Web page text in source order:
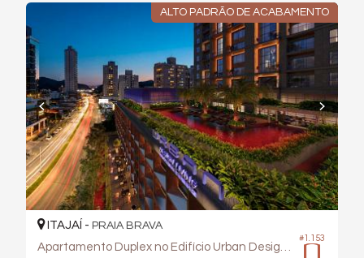
ALTO PADRÃO DE ACABAMENTO
#1.153
ITAJAÍ - PRAIA BRAVA
Apartamento Duplex no Edifício Urban Design Living